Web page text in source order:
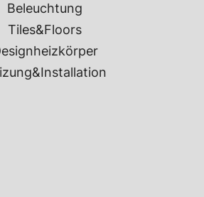
Beleuchtung
Tiles&Floors